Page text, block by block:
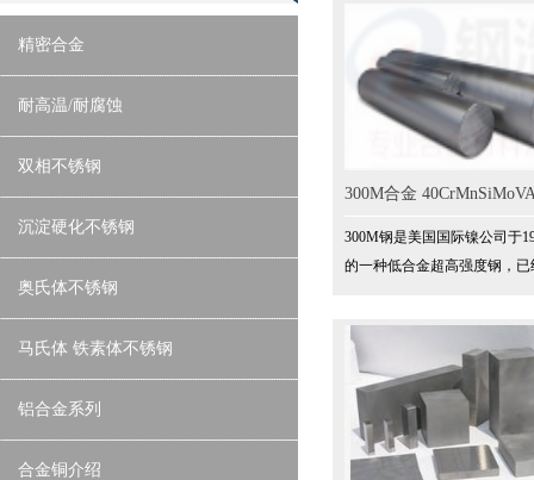
精密合金
耐高温/耐腐蚀
双相不锈钢
沉淀硬化不锈钢
奥氏体不锈钢
马氏体 铁素体不锈钢
铝合金系列
合金铜介绍
300M合金
300M钢是美国国际镍公司于
的一种低合金超高强度钢，已
广泛和声誉最好的起落架用
学性能具有强度高、横向塑
韧性高、疲劳性能优良及抗
等优点。我国于80年代中期开